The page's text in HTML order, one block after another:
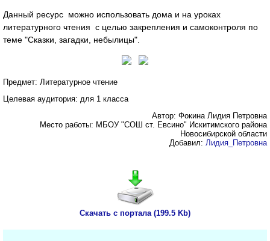
Данный ресурс можно использовать дома и на уроках
литературного чтения с целью закрепления и самоконтроля по
теме "Сказки, загадки, небылицы".
Предмет: Литературное чтение
Целевая аудитория: для 1 класса
Автор: Фокина Лидия Петровна
Место работы: МБОУ "СОШ ст. Евсино" Искитимского района
Новосибирской области
Добавил: Лидия_Петровна
Скачать с портала (199.5 Kb)